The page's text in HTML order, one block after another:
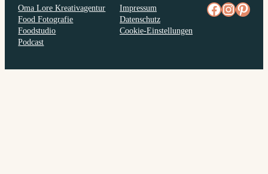
Oma Lore Kreativagentur
Food Fotografie
Foodstudio
Podcast
Impressum
Datenschutz
Cookie-Einstellungen
facebook.com/diejungskochenundbacken Instagrampinterest.com/diejungs